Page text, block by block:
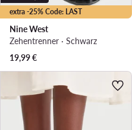
extra -25% Code: LAST
Nine West
Zehentrenner · Schwarz
19,99€